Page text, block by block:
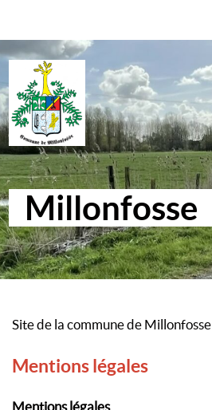
Millonfosse
Site de la commune de Millonfosse
Mentions légales
Mentions légales